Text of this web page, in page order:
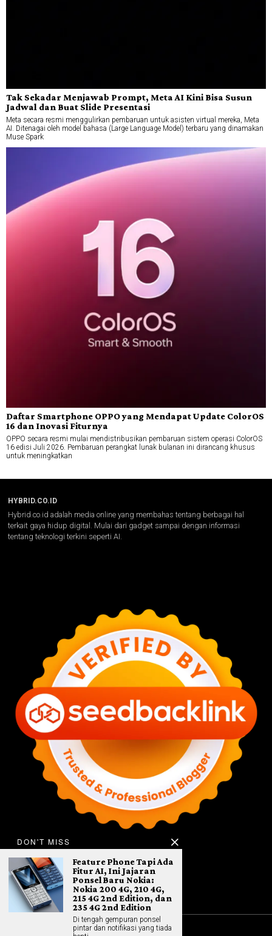
Tak Sekadar Menjawab Prompt, Meta AI Kini Bisa Susun
Jadwal dan Buat Slide Presentasi
Meta secara resmi menggulirkan pembaruan untuk asisten virtual mereka, Meta
AI. Ditenagai oleh model bahasa (Large Language Model) terbaru yang dinamakan
Muse Spark
Daftar Smartphone OPPO yang Mendapat Update ColorOS
16 dan Inovasi Fiturnya
OPPO secara resmi mulai mendistribusikan pembaruan sistem operasi ColorOS
16 edisi Juli 2026. Pembaruan perangkat lunak bulanan ini dirancang khusus
untuk meningkatkan
HYBRID.CO.ID
Hybrid.co.id adalah media online yang membahas tentang berbagai hal
terkait gaya hidup digital. Mulai dari gadget sampai dengan informasi
tentang teknologi terkini seperti AI.
DON'T MISS
Feature Phone Tapi Ada
Fitur AI, Ini Jajaran
Ponsel Baru Nokia:
Nokia 200 4G, 210 4G,
215 4G 2nd Edition, dan
235 4G 2nd Edition
Di tengah gempuran ponsel
pintar dan notifikasi yang tiada